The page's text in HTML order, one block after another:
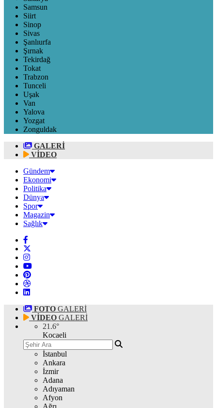
Samsun
Siirt
Sinop
Sivas
Şanlıurfa
Şırnak
Tekirdağ
Tokat
Trabzon
Tunceli
Uşak
Van
Yalova
Yozgat
Zonguldak
GALERİ
VİDEO
Gündem
Ekonomi
Politika
Dünya
Spor
Magazin
Sağlık
FOTO GALERİ
VİDEO GALERİ
21.6°
Kocaeli
İstanbul
Ankara
İzmir
Adana
Adıyaman
Afyon
Ağrı